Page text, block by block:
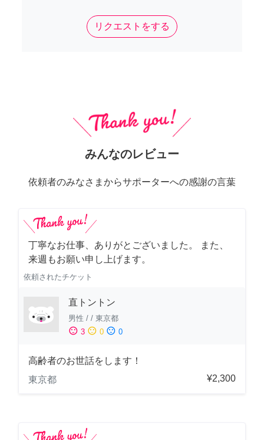
リクエストをする
みんなのレビュー
依頼者のみなさまからサポーターへの感謝の言葉
丁寧なお仕事、ありがとございました。 また、
来週もお願い申し上げます。
依頼されたチケット
直トントン
男性 / / 東京都
sentiment_satisfied 3 sentiment_neutral 0 sentiment_dissatisfied 0
高齢者のお世話をします！
東京都
¥2,300